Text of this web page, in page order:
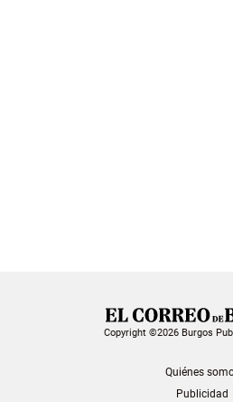
Copyright ©2026 Burgos
Quiénes
Publicidad